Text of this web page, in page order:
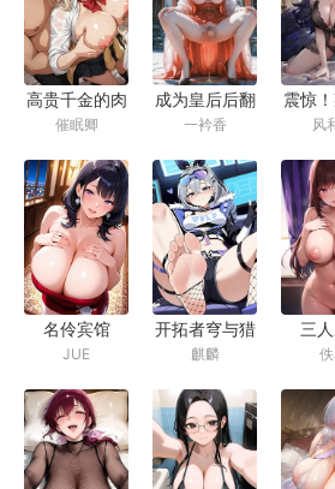
高贵千金的肉
便器下仆变形
记
催眠卿
成为皇后后翻
车了
一衿香
震惊
被人
肛交
神崩
风
名伶宾馆
JUE
开拓者穹与猎
手银狼的宿命
爱恋
麒麟
三
（1v2
兄弟